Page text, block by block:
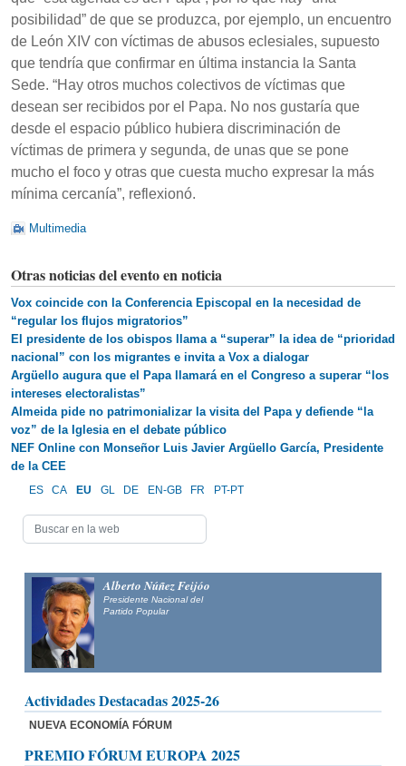
posibilidad” de que se produzca, por ejemplo, un encuentro
de León XIV con víctimas de abusos eclesiales, supuesto
que tendría que confirmar en última instancia la Santa
Sede. “Hay otros muchos colectivos de víctimas que
desean ser recibidos por el Papa. No nos gustaría que
desde el espacio público hubiera discriminación de
víctimas de primera y segunda, de unas que se pone
mucho el foco y otras que cuesta mucho expresar la más
mínima cercanía”, reflexionó.
Multimedia
Otras noticias del evento en noticia
Vox coincide con la Conferencia Episcopal en la necesidad de
“regular los flujos migratorios”
El presidente de los obispos llama a “superar” la idea de “prioridad
nacional” con los migrantes e invita a Vox a dialogar
Argüello augura que el Papa llamará en el Congreso a superar “los
intereses electoralistas”
Almeida pide no patrimonializar la visita del Papa y defiende “la
voz” de la Iglesia en el debate público
NEF Online con Monseñor Luis Javier Argüello García, Presidente
de la CEE
ES CA EU GL DE EN-GB FR PT-PT
Alberto Núñez Feijóo
Presidente Nacional del
Partido Popular
Actividades Destacadas 2025-26
NUEVA ECONOMÍA FÓRUM
PREMIO FÓRUM EUROPA 2025